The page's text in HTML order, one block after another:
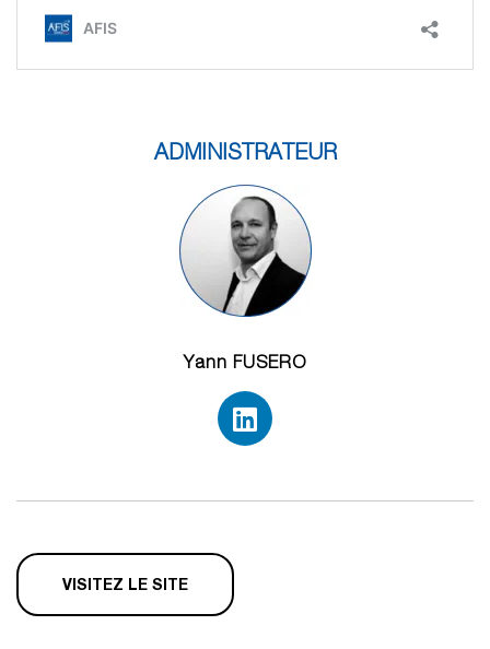
ADMINISTRATEUR
Yann FUSERO
VISITEZ LE SITE